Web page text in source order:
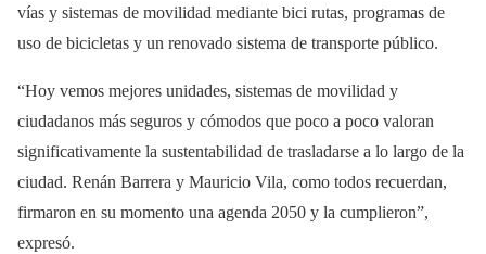
vías y sistemas de movilidad mediante bici rutas, programas de
uso de bicicletas y un renovado sistema de transporte público.
“Hoy vemos mejores unidades, sistemas de movilidad y
ciudadanos más seguros y cómodos que poco a poco valoran
significativamente la sustentabilidad de trasladarse a lo largo de la
ciudad. Renán Barrera y Mauricio Vila, como todos recuerdan,
firmaron en su momento una agenda 2050 y la cumplieron”,
expresó.